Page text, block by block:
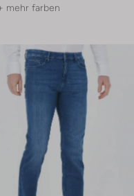
mehr farben